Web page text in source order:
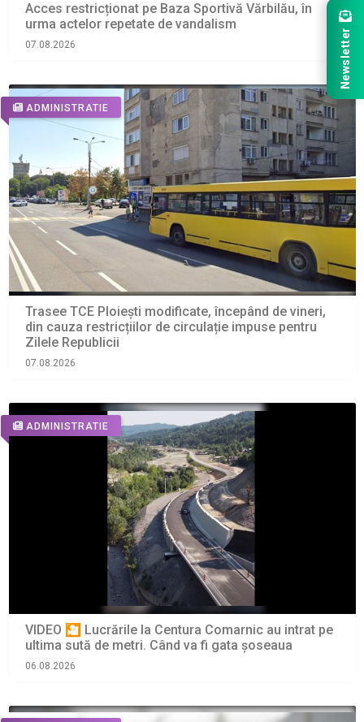
Acces restricționat pe Baza Sportivă Vărbilău, în
urma actelor repetate de vandalism
07.08.2026
ADMINISTRATIE
Trasee TCE Ploiești modificate, începând de vineri,
din cauza restricțiilor de circulație impuse pentru
Zilele Republicii
07.08.2026
ADMINISTRATIE
VIDEO 🎦 Lucrările la Centura Comarnic au intrat pe
ultima sută de metri. Când va fi gata șoseaua
06.08.2026
Newsletter